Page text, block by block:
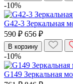
-10%
G42-3 Зеркальная
590 ₽ 656 ₽
В корзину
-10%
G149 Зеркальная